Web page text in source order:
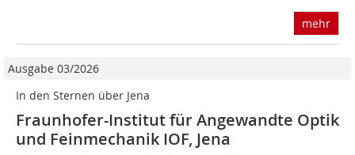
mehr
Ausgabe 03/2026
In den Sternen über Jena
Fraunhofer-Institut für Angewandte Optik
und Feinmechanik IOF, Jena